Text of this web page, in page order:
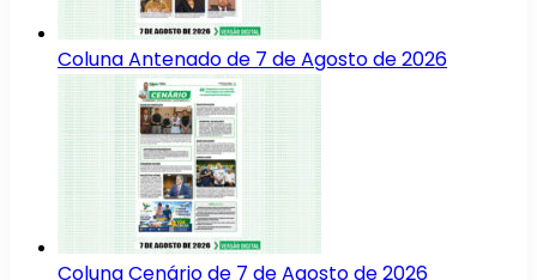
Coluna Antenado de 7 de Agosto de 2026
Coluna Cenário de 7 de Agosto de 2026